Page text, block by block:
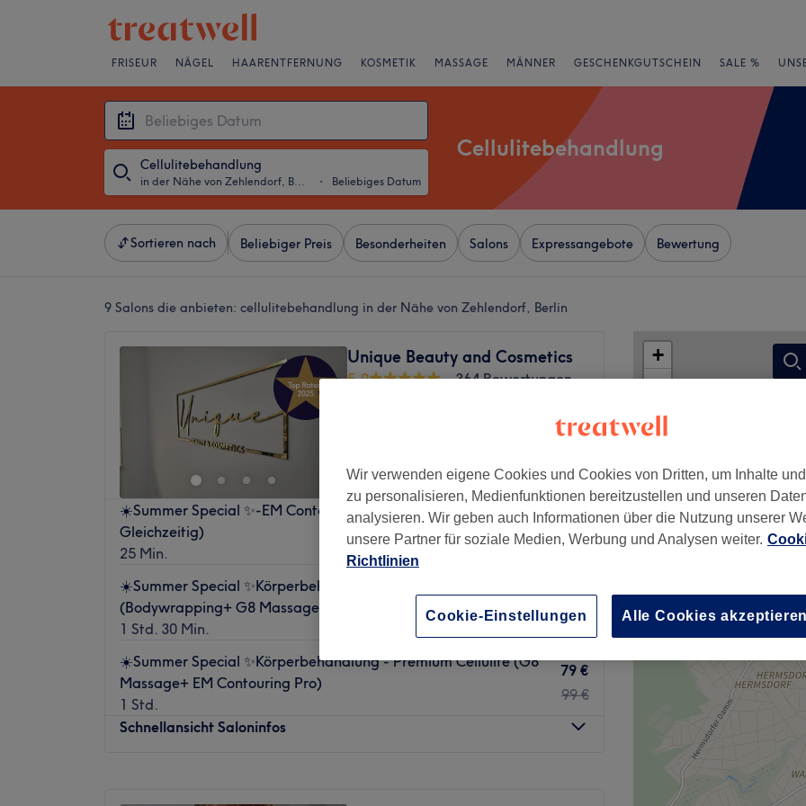
FRISEUR NÄGEL HAARENTFERNUNG KOSMETIK MASSAGE MÄNNER GESCHENKGUTSCHEIN SALE %
Cellulitebehandlung
in der Nähe von Zehlendorf, Berlin ・ Beliebiges Datum
Cellulitebehandlung
Sortieren nach Beliebiger Preis Besonderheiten Salons Expressangebote Bewertung
9 Salons die anbieten: cellulitebehandlung in der Nähe von Zehlendorf, Berlin
Unique Beauty and Cosmetics
5,0
364 Bewertungen
☀️Summer Special ✨-EM Contouring Pro (Bis zu 4 Areale
Gleichzeitig)
25 Min.
39 €
79 €
☀️Summer Special ✨Körperbehandlung - Deluxe Cellulite
(Bodywrapping+ G8 Massage+EM Contouring Pro)
1 Std. 30 Min.
119 €
159 €
☀️Summer Special ✨Körperbehandlung - Premium Cellulite (G8
Massage+ EM Contouring Pro)
1 Std.
79 €
99 €
Schnellansicht Saloninfos
+
−
Wir verwenden eigene Cookies und Cookies von Dritten, um Inhalte
zu personalisieren, Medienfunktionen bereitzustellen und unseren
analysieren. Wir geben auch Informationen über die Nutzung unserer
unsere Partner für soziale Medien, Werbung und Analysen weiter.
Richtlinien
Cookie-Einstellungen Alle Cookies akzeptieren